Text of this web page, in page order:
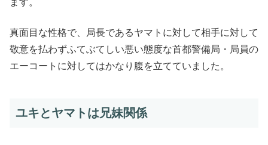
ます。
真面目な性格で、局長であるヤマトに対して相手に対して
敬意を払わずふてぶてしい悪い態度な首都警備局・局員の
エーコートに対してはかなり腹を立てていました。
ユキとヤマトは兄妹関係